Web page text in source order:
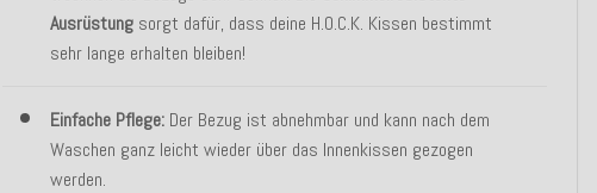
Ausrüstung sorgt dafür, dass deine H.O.C.K. Kissen bestimmt
sehr lange erhalten bleiben!
Einfache Pflege: Der Bezug ist abnehmbar und kann nach dem
Waschen ganz leicht wieder über das Innenkissen gezogen
werden.